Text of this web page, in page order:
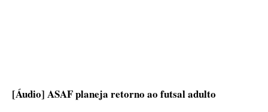
[Áudio] ASAF planeja retorno ao futsal adulto